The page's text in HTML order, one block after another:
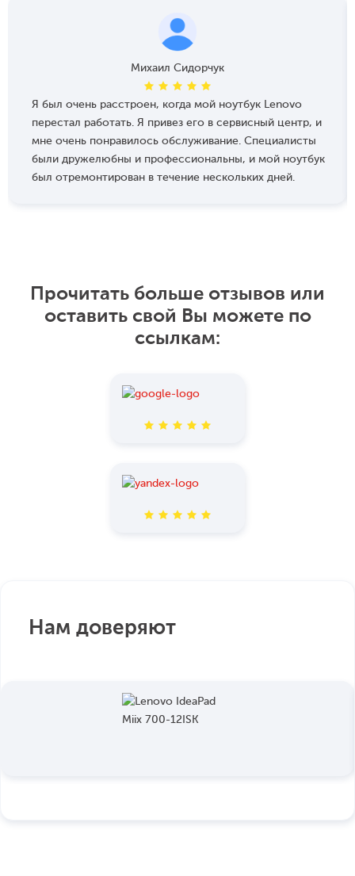
Михаил Сидорчук
Я был очень расстроен, когда мой ноутбук Lenovo
перестал работать. Я привез его в сервисный центр, и
мне очень понравилось обслуживание. Специалисты
были дружелюбны и профессиональны, и мой ноутбук
был отремонтирован в течение нескольких дней.
Прочитать больше отзывов или
оставить свой Вы можете по
ссылкам:
Нам доверяют